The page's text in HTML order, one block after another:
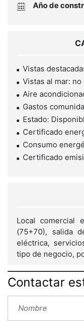
Año de
Vistas
Vistas al mar: no
Aire
Gastos
Estado:
Certificado
Consumo
Certificado
Local comercial
(75+70), salida
eléctrica,
tipo de negocio,
Contactar